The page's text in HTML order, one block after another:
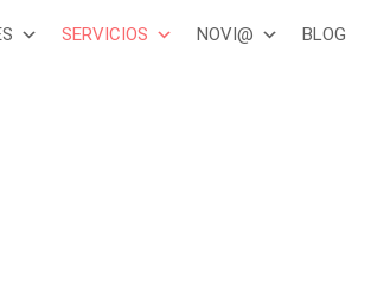
SERVICIOS NOVI@ BLOG